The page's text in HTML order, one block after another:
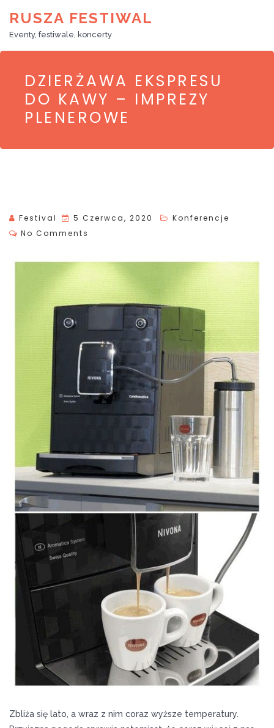
RUSZA FESTIWAL
Eventy, festiwale, koncerty
DZIERŻAWA EKSPRESU
DO KAWY – IMPREZY
PLENEROWE
Festival
P
O
E
N
5 Czerwca, 2020
Konferencje
No Comments
Zbliża się lato, a wraz z nim coraz wyższe temperatury.